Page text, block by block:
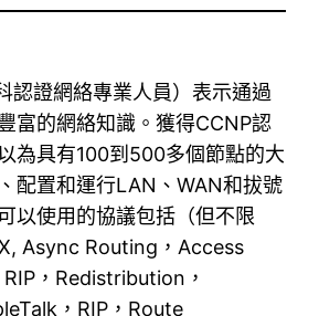
認證網絡專業人員）表示通過
富的網絡知識。獲得CCNP認
為具有100到500多個節點的大
配置和運行LAN、WAN和拔號
以使用的協議包括（但不限
Async Routing，Access
，Redistribution，
，RIP，Route